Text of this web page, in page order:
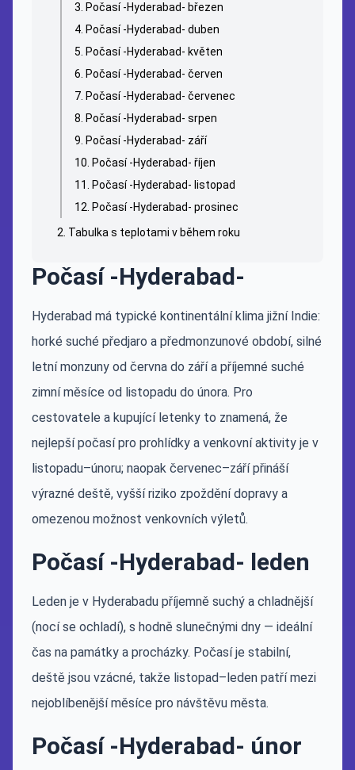
Počasí -Hyderabad- březen
Počasí -Hyderabad- duben
Počasí -Hyderabad- květen
Počasí -Hyderabad- červen
Počasí -Hyderabad- červenec
Počasí -Hyderabad- srpen
Počasí -Hyderabad- září
Počasí -Hyderabad- říjen
Počasí -Hyderabad- listopad
Počasí -Hyderabad- prosinec
Tabulka s teplotami v během roku
Počasí -Hyderabad-
Hyderabad má typické kontinentální klima jižní Indie:
horké suché předjaro a předmonzunové období, silné
letní monzuny od června do září a příjemné suché
zimní měsíce od listopadu do února. Pro
cestovatele a kupující letenky to znamená, že
nejlepší počasí pro prohlídky a venkovní aktivity je v
listopadu–únoru; naopak červenec–září přináší
výrazné deště, vyšší riziko zpoždění dopravy a
omezenou možnost venkovních výletů.
Počasí -Hyderabad- leden
Leden je v Hyderabadu příjemně suchý a chladnější
(nocí se ochladí), s hodně slunečnými dny — ideální
čas na památky a procházky. Počasí je stabilní,
deště jsou vzácné, takže listopad–leden patří mezi
nejoblíbenější měsíce pro návštěvu města.
Počasí -Hyderabad- únor